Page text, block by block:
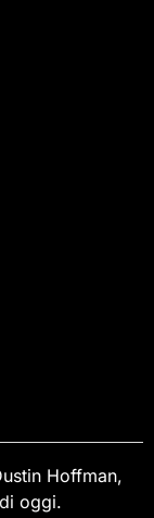
Hoffman,
oggi.